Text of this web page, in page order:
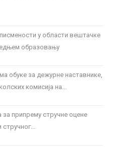
у области вештачке
образовању
обуке за дежурне наставнике,
комисија на...
за припрему стручне оцене
стручног...